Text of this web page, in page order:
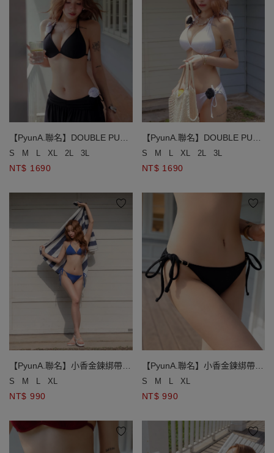
【PyunA.聯名】DOUBLE PUSH
終極美波小香風玫瑰雙綁比基尼
S M L XL 2L 3L
NT$ 1690
【PyunA.聯名】DOUBLE PUSH
終極美波小香風玫瑰雙綁比基尼
S M L XL 2L 3L
NT$ 1690
【PyunA.聯名】小香金鍊綁帶低
腰泳褲
S M L XL
NT$ 990
【PyunA.聯名】小香金鍊綁帶低
腰泳褲
S M L XL
NT$ 990